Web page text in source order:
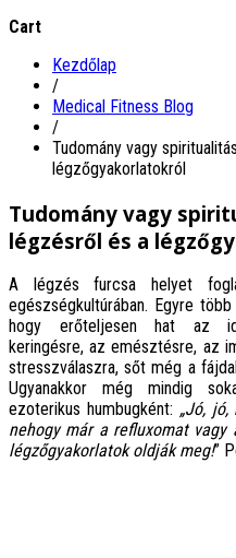
Cart
Kezdőlap
/
Medical Fitness Blog
/
Tudomány vagy
légzőgyakorlatokról
Tudomány vagy
légzésről és a
A légzés furcsa helyet
egészségkultúrában. Egyre
hogy erőteljesen hat az
keringésre, az emésztésre, az
stresszválaszra, sőt még a
Ugyanakkor még mindig
ezoterikus humbugként: „Jó,
nehogy már a refluxomat vagy
légzőgyakorlatok oldják meg!”